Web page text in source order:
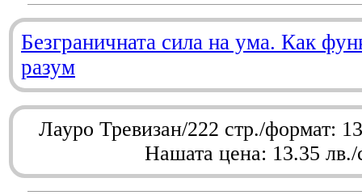
Безграничната сила на ума. Как
разум
Лауро Тревизан/222 стр./формат:
Нашата цена: 13.35 лв./